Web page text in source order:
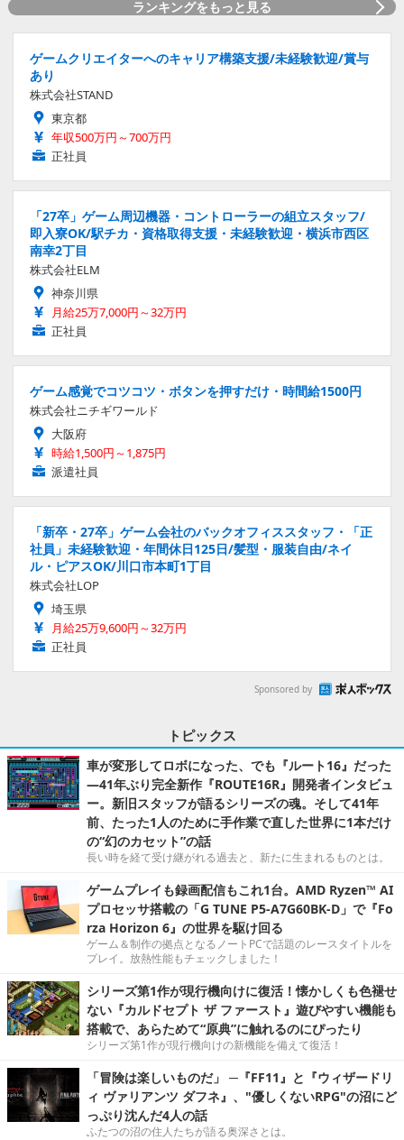
ランキングをもっと見る
ゲームクリエイターへのキャリア構築支援/未経験歓迎/賞与
あり
株式会社STAND
東京都
年収500万円～700万円
正社員
「27卒」ゲーム周辺機器・コントローラーの組立スタッフ/
即入寮OK/駅チカ・資格取得支援・未経験歓迎・横浜市西区
南幸2丁目
株式会社ELM
神奈川県
月給25万7,000円～32万円
正社員
ゲーム感覚でコツコツ・ボタンを押すだけ・時間給1500円
株式会社ニチギワールド
大阪府
時給1,500円～1,875円
派遣社員
「新卒・27卒」ゲーム会社のバックオフィススタッフ・「正
社員」未経験歓迎・年間休日125日/髪型・服装自由/ネイ
ル・ピアスOK/川口市本町1丁目
株式会社LOP
埼玉県
月給25万9,600円～32万円
正社員
Sponsored by
トピックス
車が変形してロボになった、でも『ルート16』だった
―41年ぶり完全新作『ROUTE16R』開発者インタビュ
ー。新旧スタッフが語るシリーズの魂。そして41年
前、たった1人のために手作業で直した世界に1本だけ
の“幻のカセット”の話
長い時を経て受け継がれる過去と、新たに生まれるものとは。
ゲームプレイも録画配信もこれ1台。AMD Ryzen™ AI
プロセッサ搭載の「G TUNE P5-A7G60BK-D」で『Fo
rza Horizon 6』の世界を駆け回る
ゲーム＆制作の拠点となるノートPCで話題のレースタイトルを
プレイ。放熱性能もチェックしました！
シリーズ第1作が現行機向けに復活！懐かしくも色褪せ
ない『カルドセプト ザ ファースト』遊びやすい機能も
搭載で、あらためて“原典”に触れるのにぴったり
シリーズ第1作が現行機向けの新機能を備えて復活！
「冒険は楽しいものだ」 ─『FF11』と『ウィザードリ
ィ ヴァリアンツ ダフネ』、"優しくないRPG"の沼にど
っぷり沈んだ4人の話
ふたつの沼の住人たちが語る奥深さとは。